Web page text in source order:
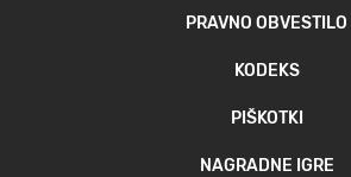
PRAVNO OBVESTILO
KODEKS
PIŠKOTKI
NAGRADNE IGRE